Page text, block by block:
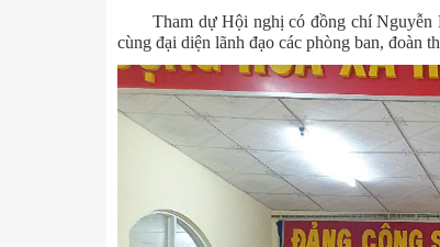
Tham dự Hội nghị có đồng chí Nguyễn
cùng đại diện lãnh đạo các phòng ban, đoàn